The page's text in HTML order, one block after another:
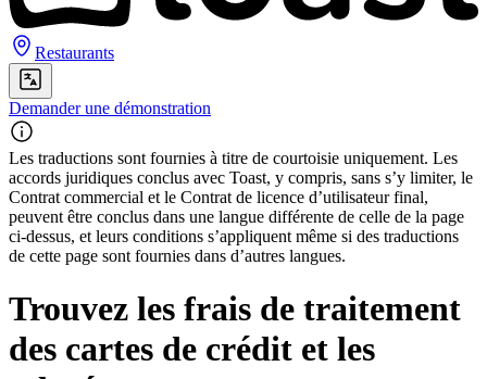
Restaurants
Demander une démonstration
Les traductions sont fournies à titre de courtoisie uniquement. Les
accords juridiques conclus avec Toast, y compris, sans s’y limiter, le
Contrat commercial et le Contrat de licence d’utilisateur final,
peuvent être conclus dans une langue différente de celle de la page
ci-dessus, et leurs conditions s’appliquent même si des traductions
de cette page sont fournies dans d’autres langues.
Trouvez les frais de traitement
des cartes de crédit et les